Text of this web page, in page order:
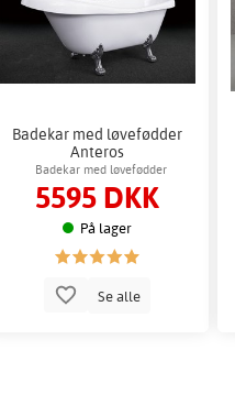
Badekar med løvefødder
Anteros
Badekar med løvefødder
5595 DKK
På lager
Se alle